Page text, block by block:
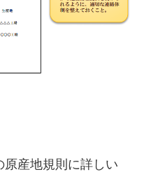
原産地規則に詳しい